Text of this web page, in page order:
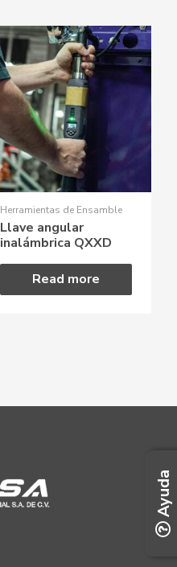
Ayuda
Herramientas de Ensamble
Llave angular
inalámbrica QXXD
Read more